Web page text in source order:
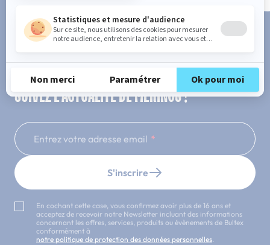
SUIVEZ L'ACTUALITÉ DE MERINOS !
Entrez votre adresse email
S'inscrire
En cochant cette case, vous confirmez avoir plus de 16 ans et
acceptez de recevoir notre Newsletter incluant des informations
concernant les offres, services, produits ou évènements de Bultex
conformément à
notre politique de protection des données personnelles.